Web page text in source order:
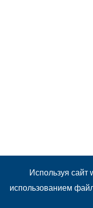
Используя сайт
использованием